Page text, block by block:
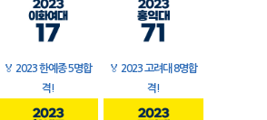
🏅 2023 한예종 5명합
격!
🏅 2023 고려대 8명합
격!